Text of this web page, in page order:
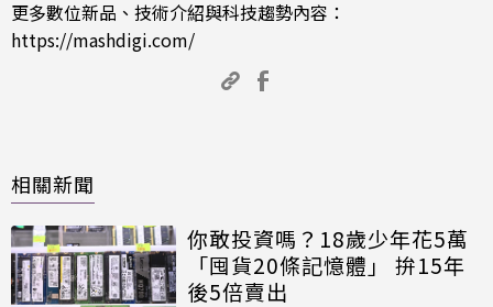
更多數位新品、技術介紹與科技趨勢內容：
https://mashdigi.com/
相關新聞
你敢投資嗎？18歲少年花5萬
「囤貨20條記憶體」 拚15年
後5倍賣出